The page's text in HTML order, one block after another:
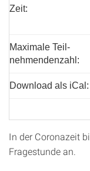
Zeit:
Maximale Teil­
nehmenden­zahl:
Download als iCal:
In der Coronazeit
Fragestunde an.